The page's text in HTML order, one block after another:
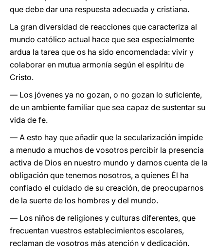
que debe dar una respuesta adecuada y cristiana.
La gran diversidad de reacciones que caracteriza al
mundo católico actual hace que sea especialmente
ardua la tarea que os ha sido encomendada: vivir y
colaborar en mutua armonía según el espíritu de
Cristo.
— Los jóvenes ya no gozan, o no gozan lo suficiente,
de un ambiente familiar que sea capaz de sustentar su
vida de fe.
— A esto hay que añadir que la secularización impide
a menudo a muchos de vosotros percibir la presencia
activa de Dios en nuestro mundo y darnos cuenta de la
obligación que tenemos nosotros, a quienes Él ha
confiado el cuidado de su creación, de preocuparnos
de la suerte de los hombres y del mundo.
— Los niños de religiones y culturas diferentes, que
frecuentan vuestros establecimientos escolares,
reclaman de vosotros más atención y dedicación.